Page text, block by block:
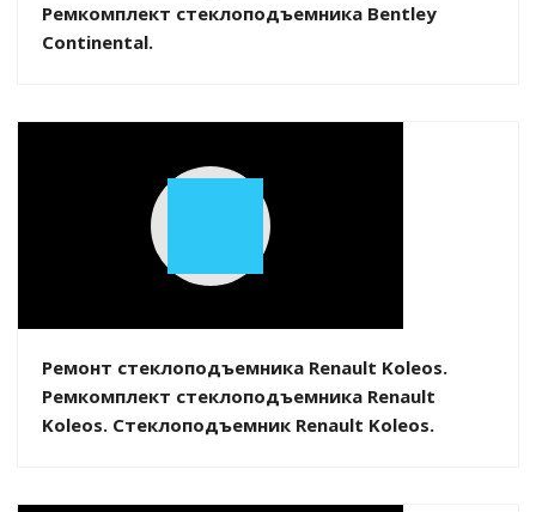
Ремкомплект стеклоподъемника Bentley
Continental.
Play
Ремонт стеклоподъемника Renault Koleos.
Ремкомплект стеклоподъемника Renault
Koleos. Стеклоподъемник Renault Koleos.